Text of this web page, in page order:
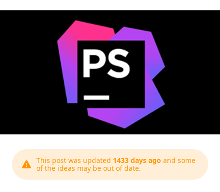
This post was updated 1433 days ago and some
of the ideas may be out of date.